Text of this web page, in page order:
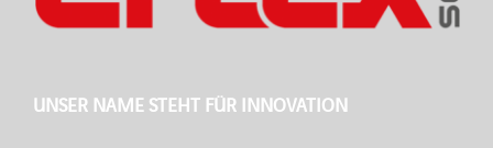
UNSER NAME STEHT FÜR INNOVATION